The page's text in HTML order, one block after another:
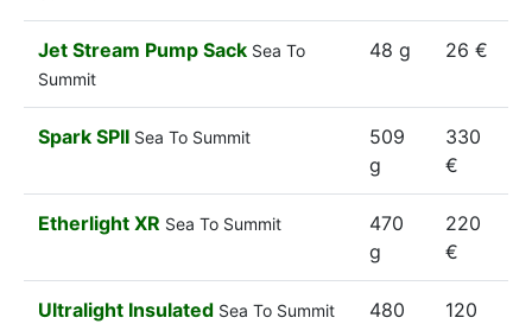
Jet Stream Pump Sack Sea To
Summit
48 g 26 €
Spark SPII Sea To Summit
509
g
330
€
Etherlight XR Sea To Summit
470
g
220
€
Ultralight Insulated Sea To Summit
480
120